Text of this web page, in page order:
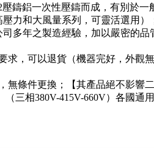
鑄鋁一次性壓鑄而成，有別於一
力和大風量系列，可靈活選用）
多年之製造經驗，加以嚴密的品
求，可以退貨（機器完好，外觀無
無條件更換；【其產品絕不影響二
三相380V-415V-660V）各國通